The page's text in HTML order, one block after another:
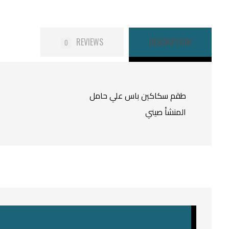
DESCRIPTION
REVIEWS
0
طقم سكاكين باس علي حامل
المنشأ صيني